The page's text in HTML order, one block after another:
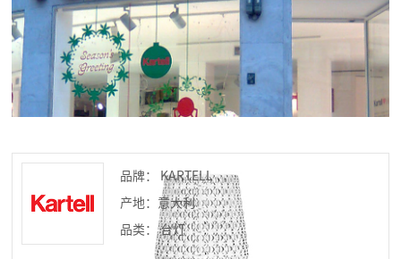
品牌： KARTELL
产地：意大利
品类： 台灯